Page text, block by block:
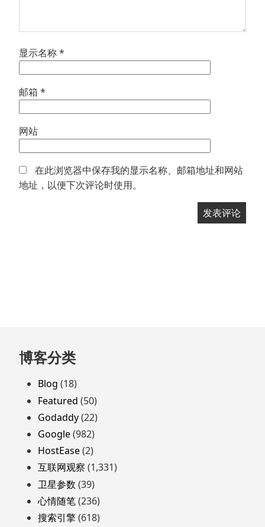
显示名称*
邮箱 *
网站
在此浏览器中保存我的显示名称、邮箱地址和网站
地址，以便下次评论时使用。
跳
至
页
脚
博客分类
Blog (18)
Featured (50)
Godaddy(22)
Google(982)
HostEase(2)
互联网观察 (1,331)
卫星参数 (39)
心情随笔(236)
搜索引擎(618)